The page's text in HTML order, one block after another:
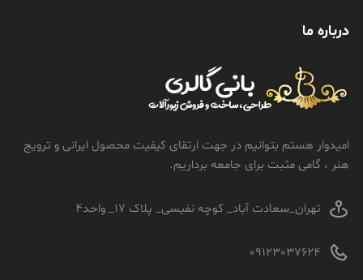
درباره ما
امیدوار هستم بتوانیم در جهت ارتقای کیفیت محصول ایرانی و ترویج
هنر ، گامی مثبت برای جامعه برداریم.
تهران_سعادت آباد_ کوچه نفیسی_ پلاک 17_ واحد4
09123037624